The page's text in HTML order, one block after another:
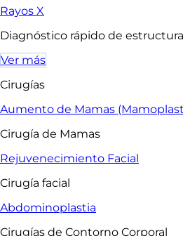
Rayos X
Diagnóstico rápido de
Ver más
Cirugías
Aumento de Mamas
Cirugía de Mamas
Rejuvenecimiento Facial
Cirugía facial
Abdominoplastia
Cirugías de Contorno Corporal